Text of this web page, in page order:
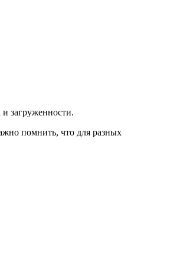
и загруженности.
помнить, что для разных